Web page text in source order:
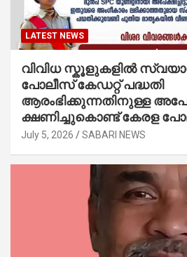
LATEST NEWS
വിവിധ സ്കൂളുകളില്‍
പോലീസ് കേഡറ്റ് പദ്ധതി
ആരംഭിക്കുന്നതിനുള്ള
ക്ഷണിച്ചുകൊണ്ട് കേരള
July 5, 2026 SABARI NEWS